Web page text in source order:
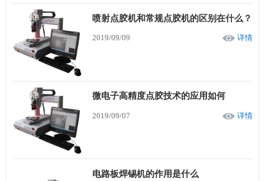
喷射点胶机和常规点胶机的区别在什么？
2019/09/09 详情
微电子高精度点胶技术的应用如何
2019/09/07 详情
电路板焊锡机的作用是什么